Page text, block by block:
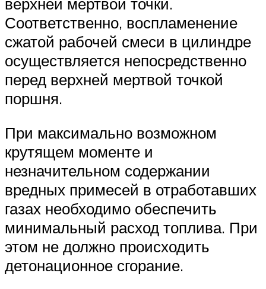
верхней мертвой точки.
Соответственно, воспламенение
сжатой рабочей смеси в цилиндре
осуществляется непосредственно
перед верхней мертвой точкой
поршня.
При максимально возможном
крутящем моменте и
незначительном содержании
вредных примесей в отработавших
газах необходимо обеспечить
минимальный расход топлива. При
этом не должно происходить
детонационное сгорание.